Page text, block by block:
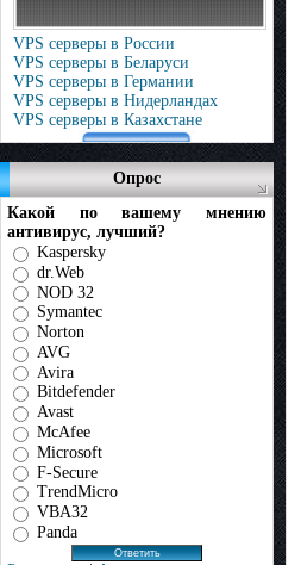
VPS серверы в России
VPS серверы в Беларуси
VPS серверы в Германии
VPS серверы в Нидерландах
VPS серверы в Казахстане
Опрос
Какой по вашему мнению
антивирус, лучший?
Kaspersky
dr.Web
NOD 32
Symantec
Norton
AVG
Avira
Bitdefender
Avast
McAfee
Microsoft
F-Secure
TrendMicro
VBA32
Panda